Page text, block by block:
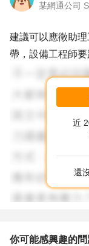
某網通公司
建議可以應徵助
帶，設備工程師
近
還
你可能感興趣的問